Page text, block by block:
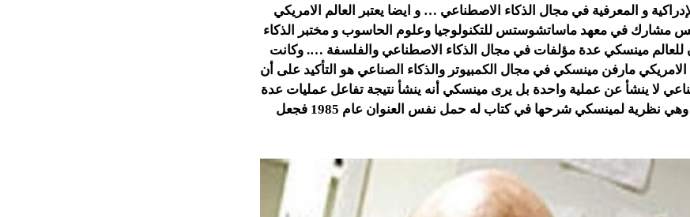
و المعرفية في مجال الذكاء الاصطناعي … و ايضا يعتبر العالم الامريكي
في معهد ماساتشوستس للتكنولوجيا وعلوم الحاسوب و مختبر الذكاء
للعالم مينسكي عدة مؤلفات في مجال الذكاء الاصطناعي والفلسفة …. وكانت
الامريكي مارفن مينسكي في مجال الكمبيوتر والذكاء الصناعي هو التأكيد على أن
لا ينشأ عن عملية واحدة بل يرى مينسكي أنه ينشأ نتيجة تفاعل عمليات عدة
في ” مجتمع العقل ” وهي نظرية لمينسكي شرحها في كتاب له حمل نفس العنوان عام 1985 فجعل